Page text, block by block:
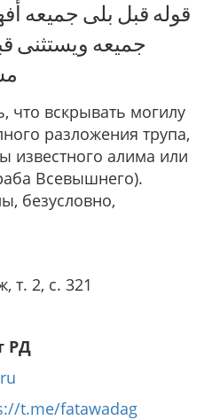
ﻗﻮﻟﻪ ﻗﺒﻞ ﺑﻠﻰ ﺟﻤﻴﻌﻪ
ﺟﻤﻴﻌﻪ ﻭﻳﺴﺘﺜﻨﻰ
что вскрывать могилу
разложения трупа,
известного алима или
Всевышнего).
безусловно,
т. 2, с. 321
РД
t.me/fatawadag